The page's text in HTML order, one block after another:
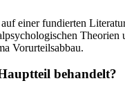
einer fundierten
Theorien
Vorurteilsabbau.
behandelt?